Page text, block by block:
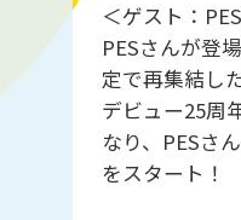
＜ゲスト：
PESさんが登
定で再集結し
デビュー25周
なり、PESさ
をスタート！